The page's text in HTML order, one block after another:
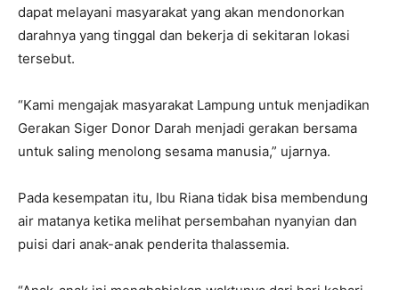
dapat melayani masyarakat yang akan mendonorkan
darahnya yang tinggal dan bekerja di sekitaran lokasi
tersebut.
“Kami mengajak masyarakat Lampung untuk menjadikan
Gerakan Siger Donor Darah menjadi gerakan bersama
untuk saling menolong sesama manusia,” ujarnya.
Pada kesempatan itu, Ibu Riana tidak bisa membendung
air matanya ketika melihat persembahan nyanyian dan
puisi dari anak-anak penderita thalassemia.